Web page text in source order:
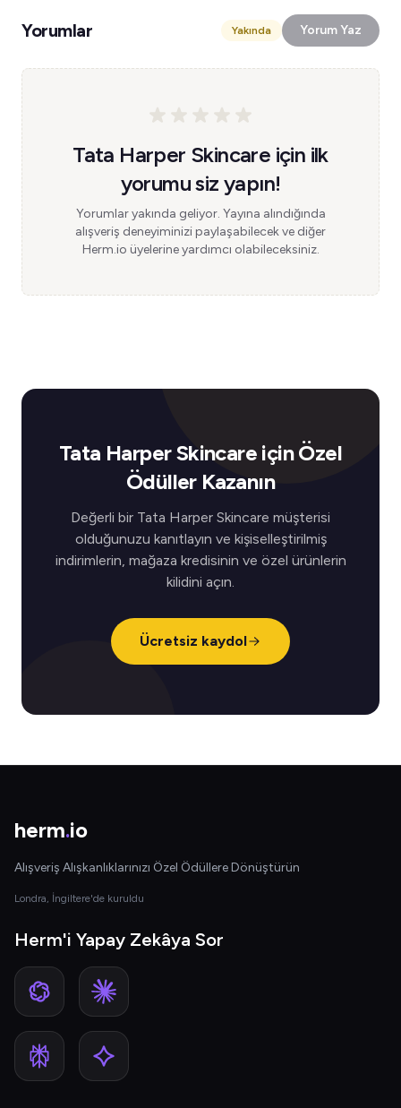
Yorumlar Yakında Yorum Yaz
Tata Harper Skincare için ilk
yorumu siz yapın!
Yorumlar yakında geliyor. Yayına alındığında
alışveriş deneyiminizi paylaşabilecek ve diğer
Herm.io üyelerine yardımcı olabileceksiniz.
Tata Harper Skincare için Özel
Ödüller Kazanın
Değerli bir Tata Harper Skincare müşterisi
olduğunuzu kanıtlayın ve kişiselleştirilmiş
indirimlerin, mağaza kredisinin ve özel ürünlerin
kilidini açın.
Ücretsiz kaydol
herm.io
Alışveriş Alışkanlıklarınızı Özel Ödüllere Dönüştürün
Londra, İngiltere'de kuruldu
Herm'i Yapay Zekâya Sor